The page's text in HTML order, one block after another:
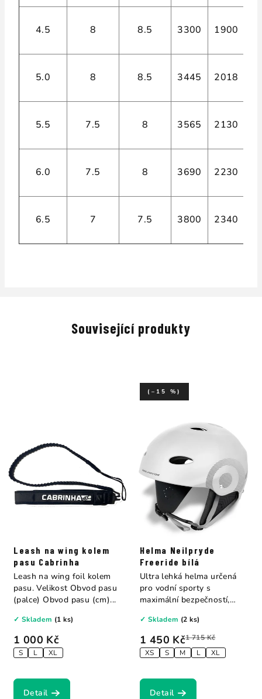
4.5 8 8.5 3300 1900
5.0 8 8.5 3445 2018
5.5 7.5 8 3565 2130
6.0 7.5 8 3690 2230
6.5 7 7.5 3800 2340
Související produkty
Leash na wing kolem
pasu Cabrinha
1 000 Kč
S L XL
✓ Skladem (1 ks)
Detail
Leash na wing foil kolem
pasu. Velikost Obvod pasu
(palce) Obvod pasu (cm)...
Helma Neilpryde
Freeride bílá
1 450 Kč1 715 Kč
(–15 %)
XS S M L XL
✓ Skladem (2 ks)
Detail
Ultra lehká helma určená
pro vodní sporty s
maximální bezpečností,